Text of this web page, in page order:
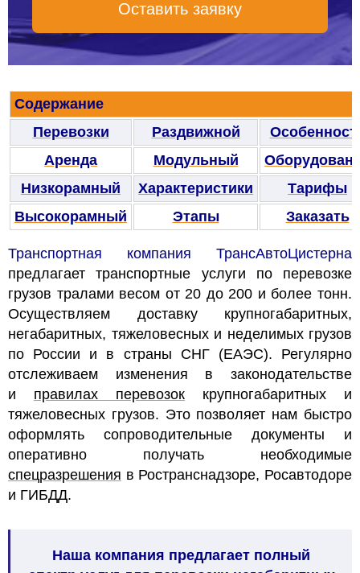
Оставить заявку
Содержание
Перевозки
Раздвижной
Аренда
Модульный
Низкорамный
Характеристики
Тарифы
Высокорамный
Этапы Заказать
Транспортная компания ТрансАвтоЦистерна
предлагает транспортные услуги по перевозке
грузов тралами весом от 20 до 200 и более тонн.
Осуществляем доставку крупногабаритных,
негабаритных, тяжеловесных и неделимых грузов
по России и в страны СНГ (ЕАЭС). Регулярно
отслеживаем изменения в законодательстве
и правилах перевозок крупногабаритных и
тяжеловесных грузов. Это позволяет нам быстро
оформлять сопроводительные документы и
оперативно получать необходимые
спецразрешения в Ространснадзоре, Росавтодоре
и ГИБДД.
Наша компания предлагает полный